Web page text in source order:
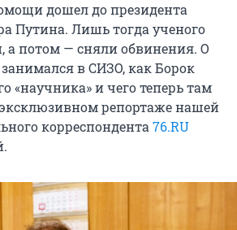
дошел до президента
Путина. Лишь тогда ученого
а потом — сняли обвинения. О
в СИЗО, как Борок
«научника» и чего теперь там
репортаже нашей
корреспондента76.RU